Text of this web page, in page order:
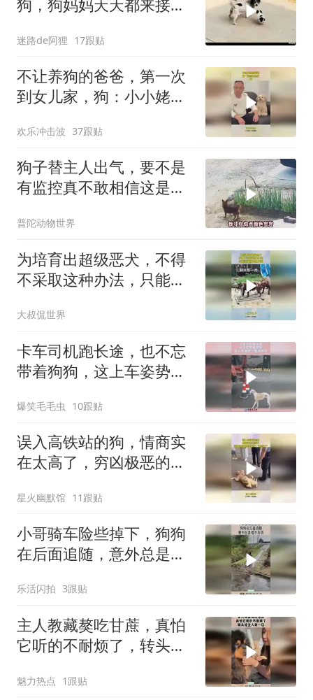
狗，狗妈妈天天都来接孩
迷路de阿狸 17跟贴
不让养狗的爸爸，第一次
到女儿家，狗：小小姥爷
欢乐冲击波 37跟贴
狗子替主人出气，要不是
有监控真不敢相信这是它
普陀动物世界
为培育出超级恶犬，不得
不采取这种办法，只能说
大叔侃世界
卡车司机跑长途，也不忘
带着狗狗，这上车姿势一
爆笑毛毛虫 10跟贴
误入高铁站的狗，情商实
在太高了，穷凶极恶的狗
星火幽默馆 11跟贴
小哥骑车险些掉下，狗狗
在后面追随，意外总是措
乐活闪拍 3跟贴
主人教藏獒吃甘蔗，真怕
它听的不耐烦了，转头给
魅力热点 1跟贴